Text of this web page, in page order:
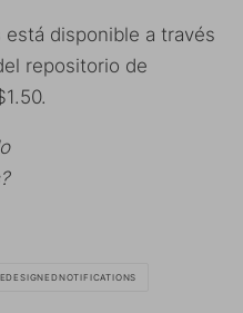
está disponible a través
repositorio de
?